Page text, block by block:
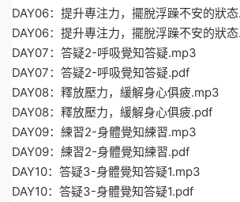
DAY06：提升專注力，擺脫浮躁不安的狀
DAY06：提升專注力，擺脫浮躁不安的狀
DAY07：答疑2-呼吸覺知答疑.mp3
DAY07：答疑2-呼吸覺知答疑.pdf
DAY08：釋放壓力，緩解身心俱疲.mp3
DAY08：釋放壓力，緩解身心俱疲.pdf
DAY09：練習2-身體覺知練習.mp3
DAY09：練習2-身體覺知練習.pdf
DAY10：答疑3-身體覺知答疑1.mp3
DAY10：答疑3-身體覺知答疑1.pdf